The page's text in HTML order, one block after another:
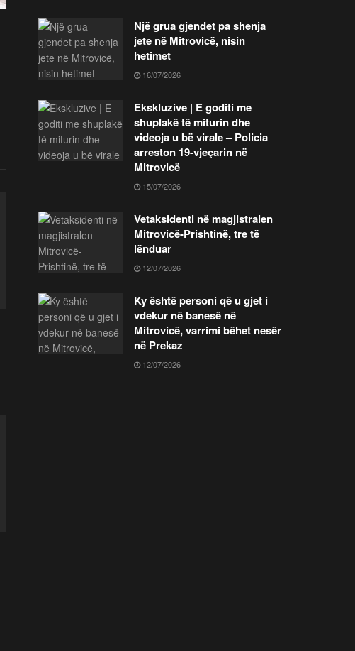
Një grua gjendet pa shenja
jete në Mitrovicë, nisin
hetimet
16/07/2026
Ekskluzive | E goditi me
shuplakë të miturin dhe
videoja u bë virale – Policia
arreston 19-vjeçarin në
Mitrovicë
15/07/2026
Vetaksidenti në magjistralen
Mitrovicë-Prishtinë, tre të
lënduar
12/07/2026
Ky është personi që u gjet i
vdekur në banesë në
Mitrovicë, varrimi bëhet nesër
në Prekaz
12/07/2026